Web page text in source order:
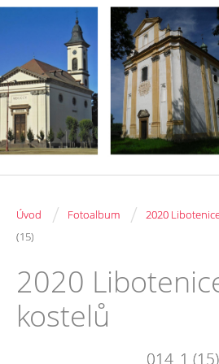
Úvod / Fotoalbum / 2020
(15)
2020
kostelů
014_1 (15)